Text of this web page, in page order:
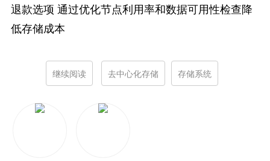
退款选项 通过优化节点利用率和数据可用性检查降
低存储成本
继续阅读 去中心化存储 存储系统